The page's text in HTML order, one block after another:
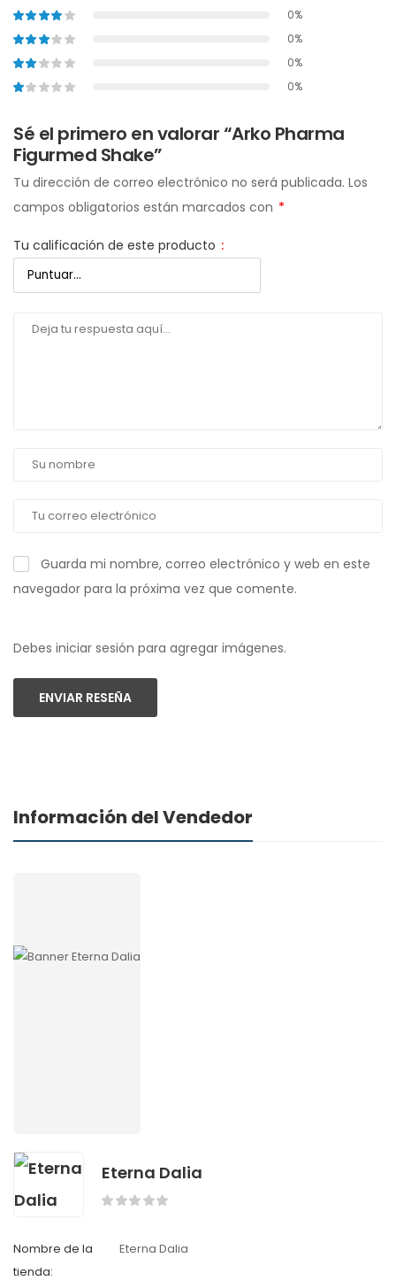
0%
0%
0%
0%
Sé el primero en valorar “Arko Pharma
Figurmed Shake”
Tu dirección de correo electrónico no será publicada. Los
campos obligatorios están marcados con *
Tu calificación de este producto :
Guarda mi nombre, correo electrónico y web en este
navegador para la próxima vez que comente.
Debes iniciar sesión para agregar imágenes.
ENVIAR RESEÑA
Información del Vendedor
Eterna Dalia
Nombre de la
tienda:
Eterna Dalia